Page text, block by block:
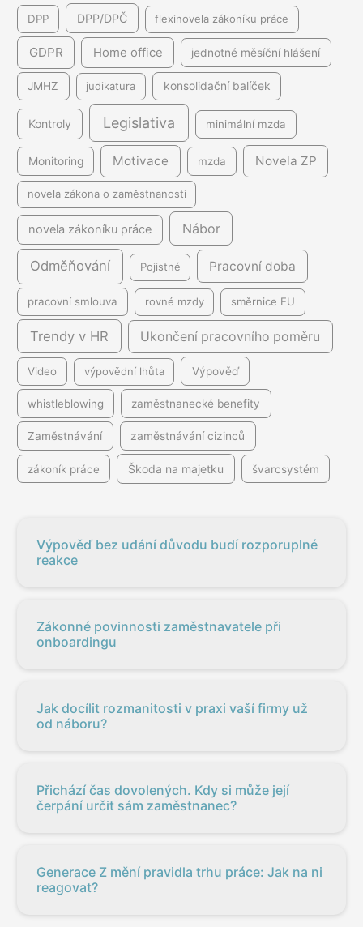
DPP DPP/DPČ flexinovela zákoníku práce
GDPR Home office jednotné měsíční hlášení
JMHZ judikatura konsolidační balíček
Kontroly Legislativa minimální mzda
Monitoring Motivace mzda Novela ZP
novela zákona o zaměstnanosti
novela zákoníku práce Nábor
Odměňování Pojistné Pracovní doba
pracovní smlouva rovné mzdy směrnice EU
Trendy v HR Ukončení pracovního poměru
Video výpovědní lhůta Výpověď
whistleblowing zaměstnanecké benefity
Zaměstnávání zaměstnávání cizinců
zákoník práce Škoda na majetku švarcsystém
Výpověď bez udání důvodu budí rozporuplné
reakce
Zákonné povinnosti zaměstnavatele při
onboardingu
Jak docílit rozmanitosti v praxi vaší firmy už
od náboru?
Přichází čas dovolených. Kdy si může její
čerpání určit sám zaměstnanec?
Generace Z mění pravidla trhu práce: Jak na ni
reagovat?